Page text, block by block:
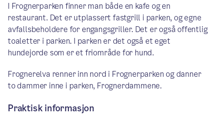
I Frognerparken finner man både en kafe og en
restaurant. Det er utplassert fastgrill i parken, og egne
avfallsbeholdere for engangsgriller. Det er også offentlig
toaletter i parken. I parken er det også et eget
hundejorde som er et friområde for hund.
Frognerelva renner inn nord i Frognerparken og danner
to dammer inne i parken, Frognerdammene.
Praktisk informasjon